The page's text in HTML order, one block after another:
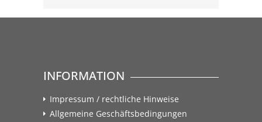
INFORMATION
Impressum / rechtliche Hinweise
Allgemeine Geschäftsbedingungen